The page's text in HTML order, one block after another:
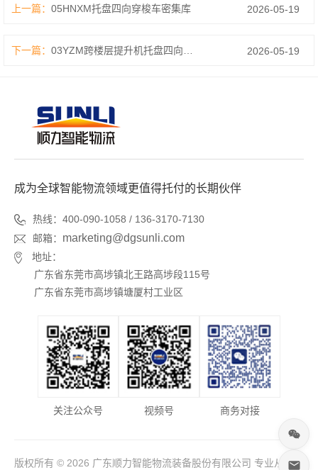
上一篇： 05HNXM托盘四向穿梭车密集库 2026-05-19
下一篇： 2026-05-19
成为全球智能物流领域更值得托付的长期伙伴
热线：400-090-1058 / 136-3170-7130
邮箱： marketing@dgsunli.com
地址：
广东省东莞市高埗镇北王路高埗段115号
广东省东莞市高埗镇塘厦村工业区
关注公众号 视频号 商务对接
版权所有 © 2026 广东顺力智能物流装备股份有限公司 专业从事于